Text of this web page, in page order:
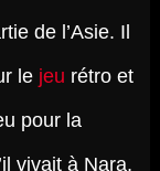
de l’Asie. Il
le jeu rétro et
pour la
vivait à Nara,